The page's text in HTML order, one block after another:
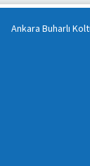
Ankara Buharlı